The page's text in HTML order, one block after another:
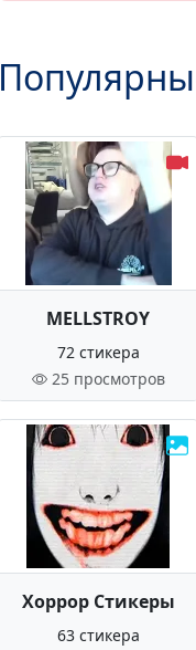
MELLSTROY
72 стикера
25 просмотров
Хоррор Стикеры
63 стикера